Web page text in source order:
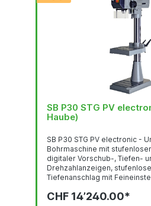
SB P30 STG PV
Haube)
SB P30 STG PV electronic -
Bohrmaschine mit
digitaler Vorschub-, Tiefen-
Drehzahlanzeigen,
Tiefenanschlag mit
OptionenDauer-/
CHF 14’240.00*